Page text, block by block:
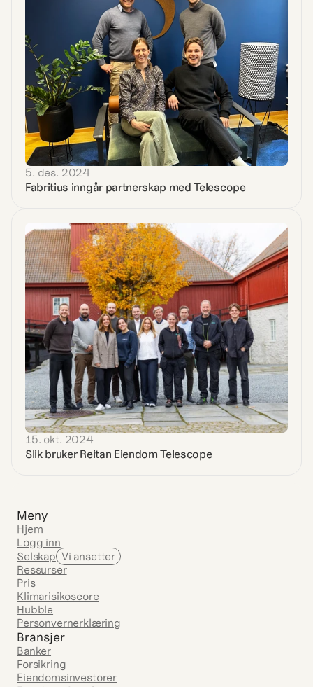
5. des. 2024
Fabritius inngår partnerskap med Telescope
15. okt. 2024
Slik bruker Reitan Eiendom Telescope
Meny
Hjem
Logg inn
Selskap Vi ansetter
Ressurser
Pris
Klimarisikoscore
Hubble
Personvernerklæring
Bransjer
Banker
Forsikring
Eiendomsinvestorer